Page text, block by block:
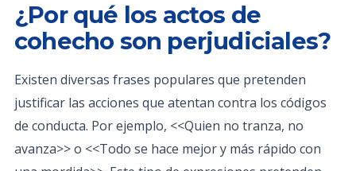
¿Por qué los actos de
cohecho son perjudiciales?
Existen diversas frases populares que pretenden
justificar las acciones que atentan contra los códigos
de conducta. Por ejemplo, <<Quien no tranza, no
avanza>> o <<Todo se hace mejor y más rápido con